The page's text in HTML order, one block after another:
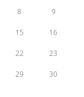
8 9
15 16
22 23
29 30